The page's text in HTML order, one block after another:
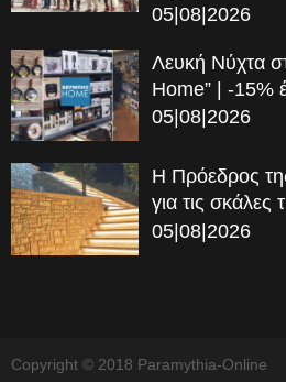
05|08|2026
Λευκή Νύχτα
Home” | -
05|08|2026
Η Πρόεδρος
για τις σκάλες
05|08|2026
Copyright © 2018 Paramythia-Online